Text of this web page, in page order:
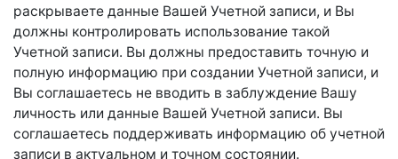
раскрываете данные Вашей Учетной записи, и Вы
должны контролировать использование такой
Учетной записи. Вы должны предоставить точную и
полную информацию при создании Учетной записи, и
Вы соглашаетесь не вводить в заблуждение Вашу
личность или данные Вашей Учетной записи. Вы
соглашаетесь поддерживать информацию об учетной
записи в актуальном и точном состоянии.